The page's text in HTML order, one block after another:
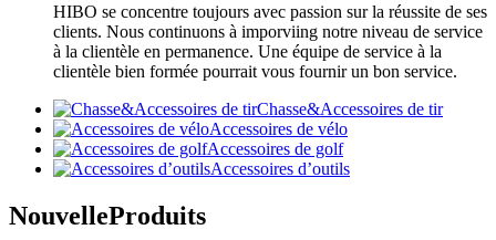
HIBO se concentre toujours avec passion sur la réussite de ses
clients. Nous continuons à imporviing notre niveau de service
à la clientèle en permanence. Une équipe de service à la
clientèle bien formée pourrait vous fournir un bon service.
Chasse&Accessoires de tir
Accessoires de vélo
Accessoires de golf
Accessoires d’outils
NouvelleProduits